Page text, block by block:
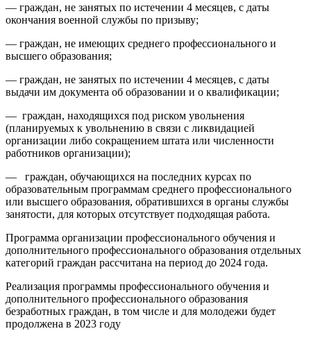
— граждан, не занятых по истечении 4 месяцев, с даты
окончания военной службы по призыву;
— граждан, не имеющих среднего профессионального и
высшего образования;
— граждан, не занятых по истечении 4 месяцев, с даты
выдачи им документа об образовании и о квалификации;
— граждан, находящихся под риском увольнения
(планируемых к увольнению в связи с ликвидацией
организации либо сокращением штата или численности
работников организации);
— граждан, обучающихся на последних курсах по
образовательным программам среднего профессионального
или высшего образования, обратившихся в органы службы
занятости, для которых отсутствует подходящая работа.
Программа организации профессионального обучения и
дополнительного профессионального образования отдельных
категорий граждан рассчитана на период до 2024 года.
Реализация программы профессионального обучения и
дополнительного профессионального образования
безработных граждан, в том числе и для молодежи будет
продолжена в 2023 году